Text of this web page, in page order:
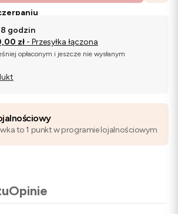
godzin
zł - Przesyłka łączona
opłaconym i jeszcze nie wysłanym
to 1 punkt w programie lojalnościowym
Opinie